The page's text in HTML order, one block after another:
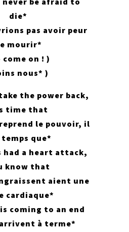
die*
pas avoir peur
mourir*
come on ! )
nous* )
the power back,
time that
le pouvoir, il
que*
had a heart attack,
know that
aient une
cardiaque*
coming to an end
à terme*